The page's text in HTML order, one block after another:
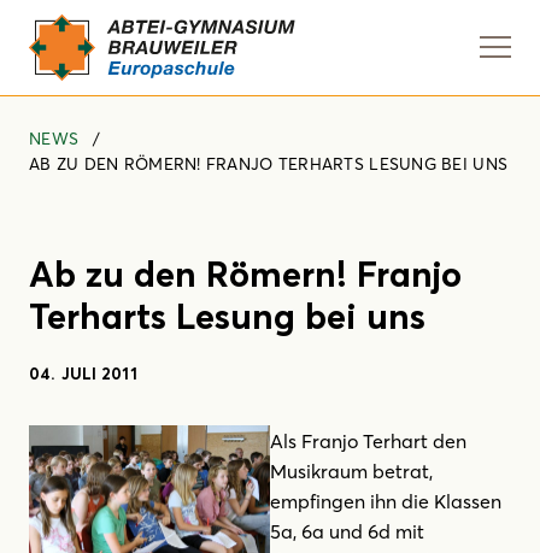
NEWS
AB ZU DEN RÖMERN! FRANJO TERHARTS LESUNG BEI UNS
Ab zu den Römern! Franjo
Terharts Lesung bei uns
04. JULI 2011
Als Franjo Terhart den
Musikraum betrat,
empfingen ihn die Klassen
5a, 6a und 6d mit